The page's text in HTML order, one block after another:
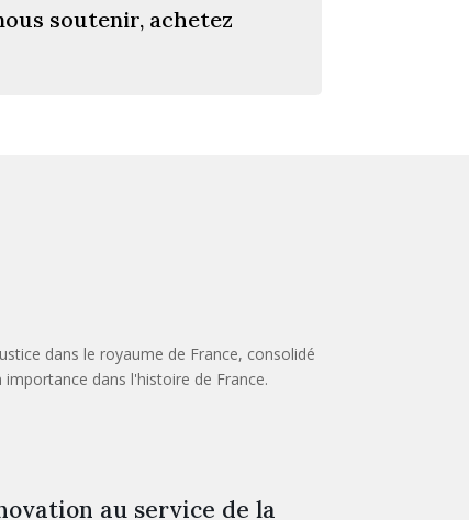
soutenir, achetez
dans le royaume de France, consolidé
dans l'histoire de France.
au service de la